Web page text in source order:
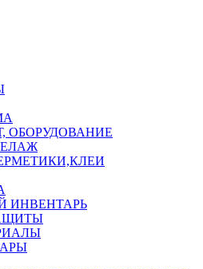
ОБОРУДОВАНИЕ
ИНВЕНТАРЬ